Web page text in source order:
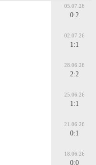
05.07.26
0:2
02.07.26
1:1
28.06.26
2:2
25.06.26
1:1
21.06.26
0:1
18.06.26
0:0